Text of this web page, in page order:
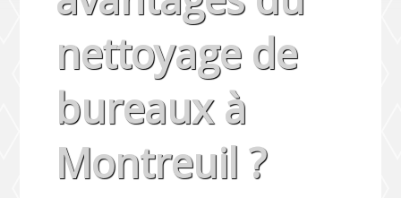
nettoyage de
bureaux à
Montreuil ?